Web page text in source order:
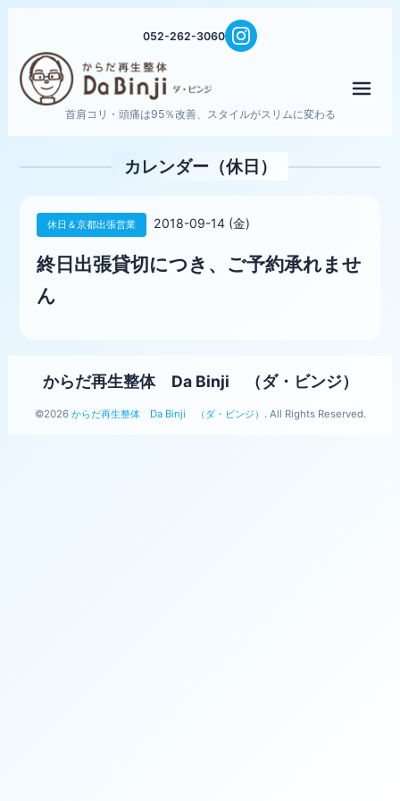
052-262-3060
首肩コリ・頭痛は95％改善、スタイルがスリムに変わる
カレンダー（休日）
休日＆京都出張営業 2018-09-14 (金)
終日出張貸切につき、ご予約承れませ
ん
からだ再生整体 Da Binji （ダ・ビンジ）
©2026 からだ再生整体 Da Binji （ダ・ビンジ） . All Rights Reserved.